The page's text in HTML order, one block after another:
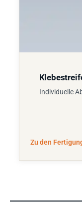
Individuelle
Zu den